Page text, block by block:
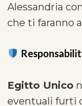
Alessandria
che ti faranno
Egitto Unico
eventuali furti